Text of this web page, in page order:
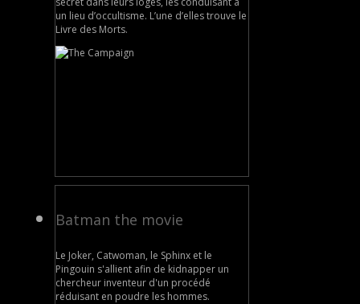
un lieu d’occultisme. L’une d’elles trouve le
Livre des Morts.
Batman the movie
Le Joker, Catwoman, le Sphinx et le
Pingouin s'allient afin de kidnapper un
chercheur inventeur d'un procédé
réduisant en poudre les hommes.